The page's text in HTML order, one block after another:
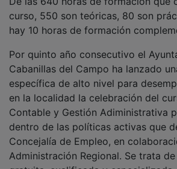
curso, 550 son teóricas, 80 son
hay 10 horas de formación
Cabanillas del Campo ha lanzado
específica de alto nivel para
en la localidad la celebración del
Contable y Gestión Adiministrativa
dentro de las políticas activas que
Concejalía de Empleo, en
Administración Regional. Se trata de
gratuita, cualificada y especializada,